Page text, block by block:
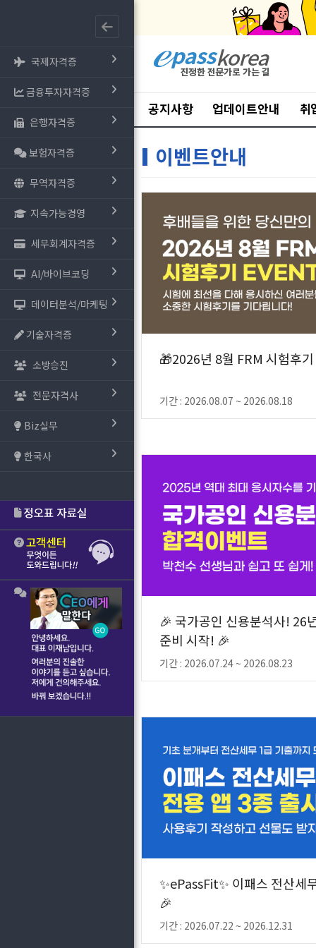
국제자격증
금융투자자격증
은행자격증
보험자격증
무역자격증
지속가능경영
세무회계자격증
AI/바이브코딩
데이터분석/마케팅
기술자격증
소방승진
전문자격사
Biz실무
한국사
공지사항 업데이트안내 취
이벤트안내
🎁2026년 8월 FRM 시험후
기간 : 2026.08.07 ~ 2026.08.18
🎉 국가공인 신용분석사! 26
준비 시작! 🎉
기간 : 2026.07.24 ~ 2026.08.23
✨ePassFit✨ 이패스 전산세
🎉
기간 : 2026.07.22 ~ 2026.12.31